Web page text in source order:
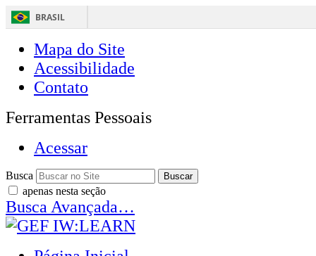
BRASIL
Mapa do Site
Acessibilidade
Contato
Ferramentas Pessoais
Acessar
Busca
apenas nesta seção
Busca Avançada…